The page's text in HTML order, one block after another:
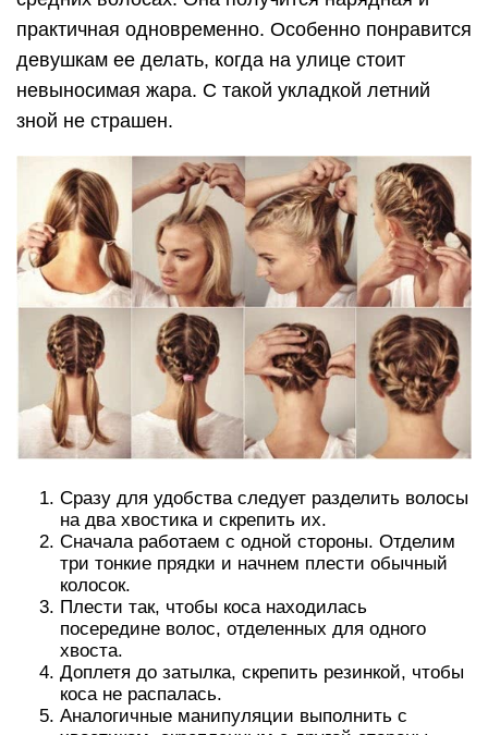
практичная одновременно. Особенно понравится
девушкам ее делать, когда на улице стоит
невыносимая жара. С такой укладкой летний
зной не страшен.
Сразу для удобства следует разделить волосы
на два хвостика и скрепить их.
Сначала работаем с одной стороны. Отделим
три тонкие прядки и начнем плести обычный
колосок.
Плести так, чтобы коса находилась
посередине волос, отделенных для одного
хвоста.
Доплетя до затылка, скрепить резинкой, чтобы
коса не распалась.
Аналогичные манипуляции выполнить с